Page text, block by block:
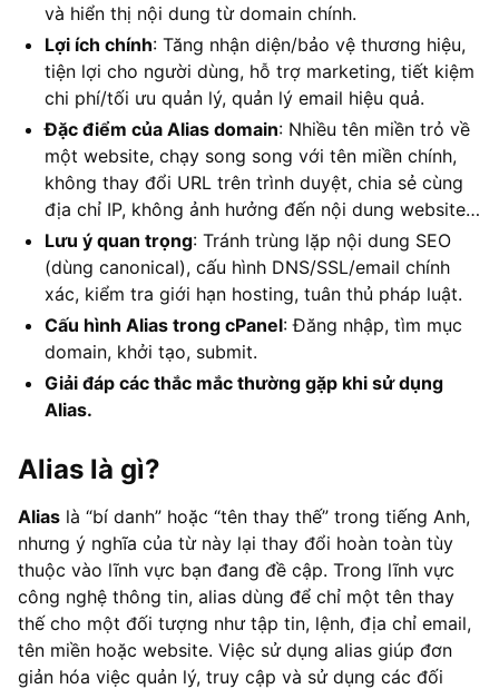
và hiển thị nội dung từ domain chính.
Lợi ích chính: Tăng nhận diện/bảo vệ thương hiệu,
tiện lợi cho người dùng, hỗ trợ marketing, tiết kiệm
chi phí/tối ưu quản lý, quản lý email hiệu quả.
Đặc điểm của Alias domain: Nhiều tên miền trỏ về
một website, chạy song song với tên miền chính,
không thay đổi URL trên trình duyệt, chia sẻ cùng
địa chỉ IP, không ảnh hưởng đến nội dung website…
Lưu ý quan trọng: Tránh trùng lặp nội dung SEO
(dùng canonical), cấu hình DNS/SSL/email chính
xác, kiểm tra giới hạn hosting, tuân thủ pháp luật.
Cấu hình Alias trong cPanel: Đăng nhập, tìm mục
domain, khởi tạo, submit.
Giải đáp các thắc mắc thường gặp khi sử dụng
Alias.
Alias là gì?
Alias là “bí danh” hoặc “tên thay thế” trong tiếng Anh,
nhưng ý nghĩa của từ này lại thay đổi hoàn toàn tùy
thuộc vào lĩnh vực bạn đang đề cập. Trong lĩnh vực
công nghệ thông tin, alias dùng để chỉ một tên thay
thế cho một đối tượng như tập tin, lệnh, địa chỉ email,
tên miền hoặc website. Việc sử dụng alias giúp đơn
giản hóa việc quản lý, truy cập và sử dụng các đối